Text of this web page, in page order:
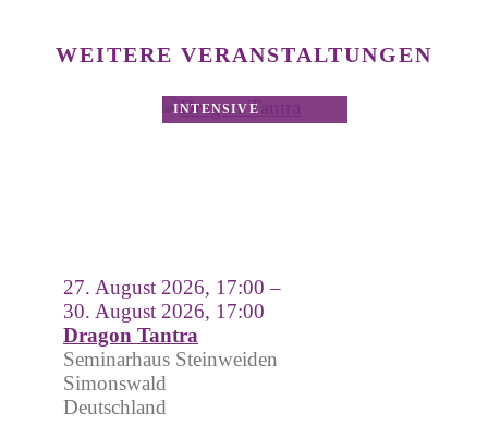
WEITERE VERANSTALTUNGEN
27. August 2026, 17:00 –
30. August 2026, 17:00
Dragon Tantra
Seminarhaus Steinweiden
Simonswald
Deutschland